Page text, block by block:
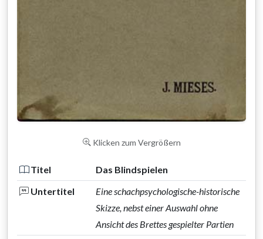
Klicken zum Vergrößern
Titel
Das Blindspielen
Untertitel
Eine schachpsychologische-historische
Skizze, nebst einer Auswahl ohne
Ansicht des Brettes gespielter Partien